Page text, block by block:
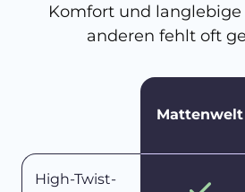
Komfort und langlebige
anderen fehlt oft
Mattenwelt
High-Twist-